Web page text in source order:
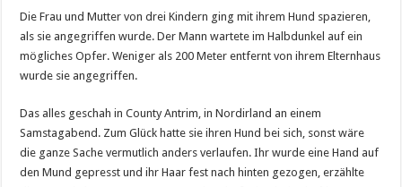
Die Frau und Mutter von drei Kindern ging mit ihrem Hund spazieren,
als sie angegriffen wurde. Der Mann wartete im Halbdunkel auf ein
mögliches Opfer. Weniger als 200 Meter entfernt von ihrem Elternhaus
wurde sie angegriffen.
Das alles geschah in County Antrim, in Nordirland an einem
Samstagabend. Zum Glück hatte sie ihren Hund bei sich, sonst wäre
die ganze Sache vermutlich anders verlaufen. Ihr wurde eine Hand auf
den Mund gepresst und ihr Haar fest nach hinten gezogen, erzählte